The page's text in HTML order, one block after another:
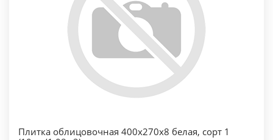
Плитка облицовочная 400х270х8 белая, сорт 1